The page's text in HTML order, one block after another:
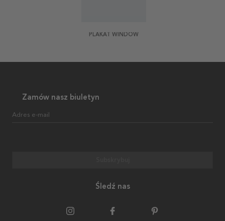
PLAKAT WINDOW
Zamów nasz biuletyn
Adres e-mail
Śledź nas